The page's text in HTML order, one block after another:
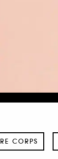
CORPS